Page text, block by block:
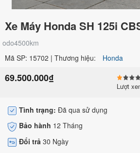
Xe Máy Honda SH 125i
odo4500km
Mã SP: 15702 | Thương hiệu:
Honda
69.500.000₫
Lượt
Tình trạng: Đã qua sử dụng
Bảo hành 12 Tháng
Đổi trả 30 Ngày